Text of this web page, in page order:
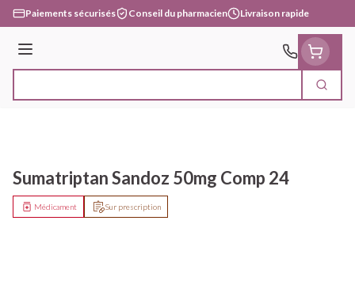
Aller au contenu
Paiements sécurisés Conseil du pharmacien Livraison rapide
Menu
Sumatriptan Sandoz 50mg Comp 24
Sur prescription
Médicament